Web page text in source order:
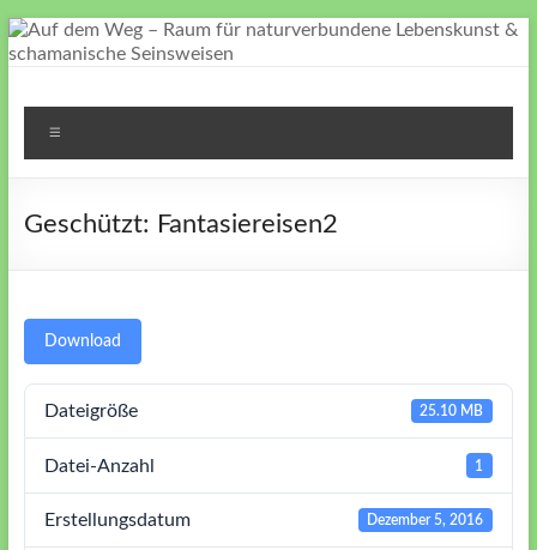
Zum
Inhalt
Auf
dem
Weg
für
naturverbundene
Lebenskunst
&
schamanische
Geschützt: Fantasiereisen2
Download
Dateigröße 25.10 MB
Datei-Anzahl 1
Erstellungsdatum Dezember 5, 2016